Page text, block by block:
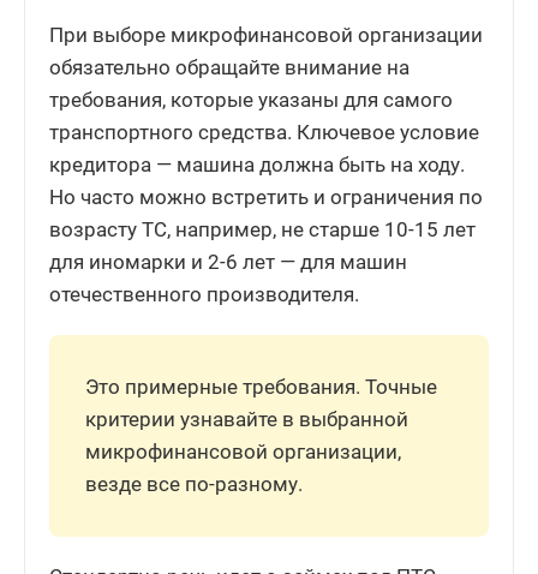
При выборе микрофинансовой организации
обязательно обращайте внимание на
требования, которые указаны для самого
транспортного средства. Ключевое условие
кредитора — машина должна быть на ходу.
Но часто можно встретить и ограничения по
возрасту ТС, например, не старше 10-15 лет
для иномарки и 2-6 лет — для машин
отечественного производителя.
Это примерные требования. Точные
критерии узнавайте в выбранной
микрофинансовой организации,
везде все по-разному.